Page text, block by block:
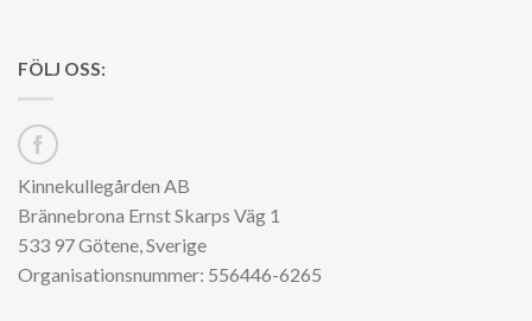
FÖLJ OSS:
Kinnekullegården AB
Brännebrona Ernst Skarps Väg 1
533 97 Götene, Sverige
Organisationsnummer: 556446-6265